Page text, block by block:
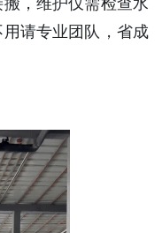
请专业团队，省成